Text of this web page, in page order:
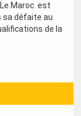
Maroc est
sa défaite au
de la